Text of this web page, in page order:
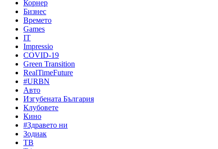
Корнер
Бизнес
Времето
Games
IT
Impressio
COVID-19
Green Transition
RealTimeFuture
#URBN
Авто
Изгубената България
Клубовете
Кино
#Здравето ни
Зодиак
ТВ